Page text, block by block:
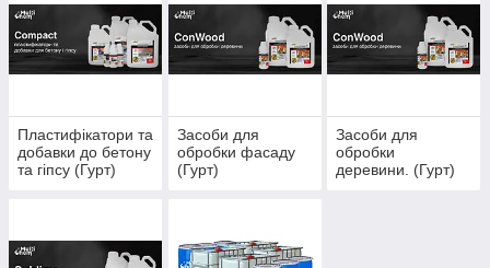
Пластифікатори та
добавки до бетону
та гіпсу (Гурт)
Засоби для
обробки фасаду
(Гурт)
Засоби для
обробки
деревини. (Гурт)